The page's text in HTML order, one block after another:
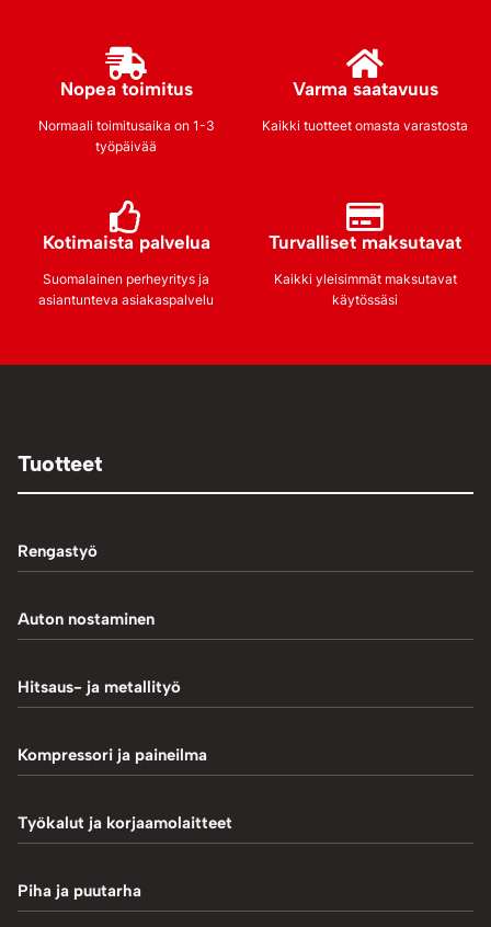
Nopea toimitus
Normaali toimitusaika on 1-3
työpäivää
Varma saatavuus
Kaikki tuotteet omasta varastosta
Kotimaista palvelua
Suomalainen perheyritys ja
asiantunteva asiakaspalvelu
Turvalliset maksutavat
Kaikki yleisimmät maksutavat
käytössäsi
Tuotteet
Rengastyö
Palteennostin
Rengastarvikkeet/työkalut
Rengasventtiilit
Tasapainotuskoneet
Auton nostaminen
1-Pilarinostimet
4-Pilarinostimet
Saksinostimet ja Matalanostimet
Hitsaus- ja metallityö
Hitsaustarvikkeet
Metallityö
MIG-hitsaus
Kompressori ja paineilma
Hiekkapuhallus
Letkut ja kelat
Työkalut ja korjaamolaitteet
Akkulaturit ja testerit
Piha ja puutarha